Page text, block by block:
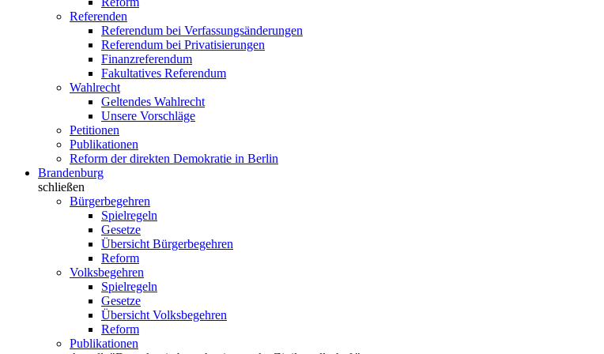
Referenden
Referendum bei Verfassungsänderungen
Referendum bei Privatisierungen
Finanzreferendum
Fakultatives Referendum
Wahlrecht
Geltendes Wahlrecht
Unsere Vorschläge
Petitionen
Publikationen
Reform der direkten Demokratie in Berlin
Brandenburg
schließen
Bürgerbegehren
Spielregeln
Gesetze
Übersicht Bürgerbegehren
Reform
Volksbegehren
Spielregeln
Gesetze
Übersicht Volksbegehren
Reform
Publikationen